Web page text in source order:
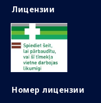
Лицензии
Номер лицензии